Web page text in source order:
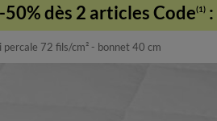
-50% dès 2 articles Code(1) :
percale 72 fils/cm² - bonnet 40 cm